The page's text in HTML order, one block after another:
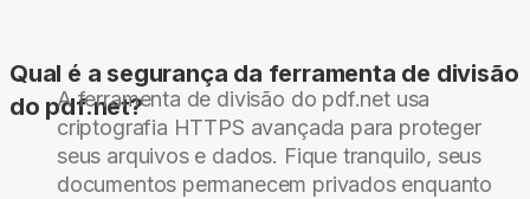
Qual é a segurança da ferramenta de divisão
do pdf.net?
A ferramenta de divisão do pdf.net usa
criptografia HTTPS avançada para proteger
seus arquivos e dados. Fique tranquilo, seus
documentos permanecem privados enquanto